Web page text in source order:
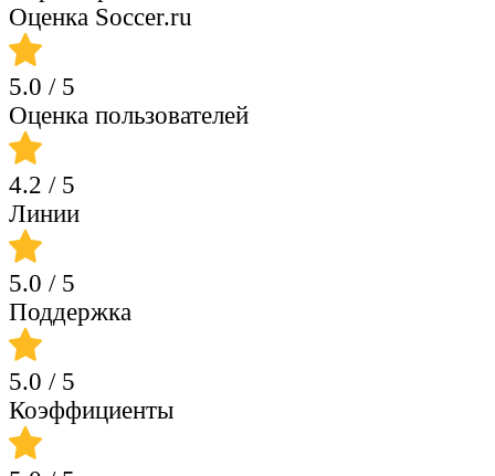
Оценка Soccer.ru
5.0 / 5
Оценка пользователей
4.2 / 5
Линии
5.0 / 5
Поддержка
5.0 / 5
Коэффициенты